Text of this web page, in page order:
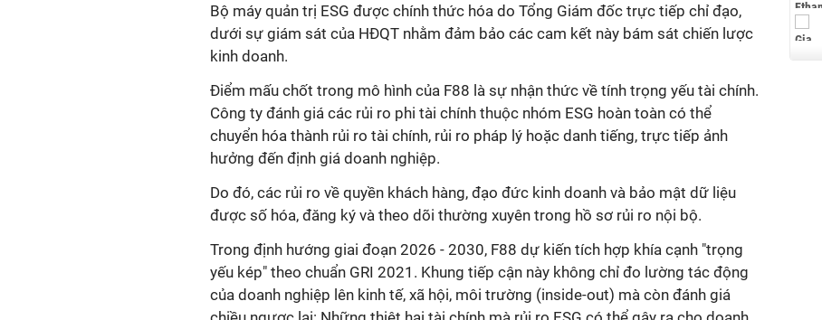
Bộ máy quản trị ESG được chính thức hóa do Tổng Giám đốc trực tiếp chỉ đạo,
dưới sự giám sát của HĐQT nhằm đảm bảo các cam kết này bám sát chiến lược
kinh doanh.
Điểm mấu chốt trong mô hình của F88 là sự nhận thức về tính trọng yếu tài chính.
Công ty đánh giá các rủi ro phi tài chính thuộc nhóm ESG hoàn toàn có thể
chuyển hóa thành rủi ro tài chính, rủi ro pháp lý hoặc danh tiếng, trực tiếp ảnh
hưởng đến định giá doanh nghiệp.
Do đó, các rủi ro về quyền khách hàng, đạo đức kinh doanh và bảo mật dữ liệu
được số hóa, đăng ký và theo dõi thường xuyên trong hồ sơ rủi ro nội bộ.
Trong định hướng giai đoạn 2026 - 2030, F88 dự kiến tích hợp khía cạnh "trọng
yếu kép" theo chuẩn GRI 2021. Khung tiếp cận này không chỉ đo lường tác động
của doanh nghiệp lên kinh tế, xã hội, môi trường (inside-out) mà còn đánh giá